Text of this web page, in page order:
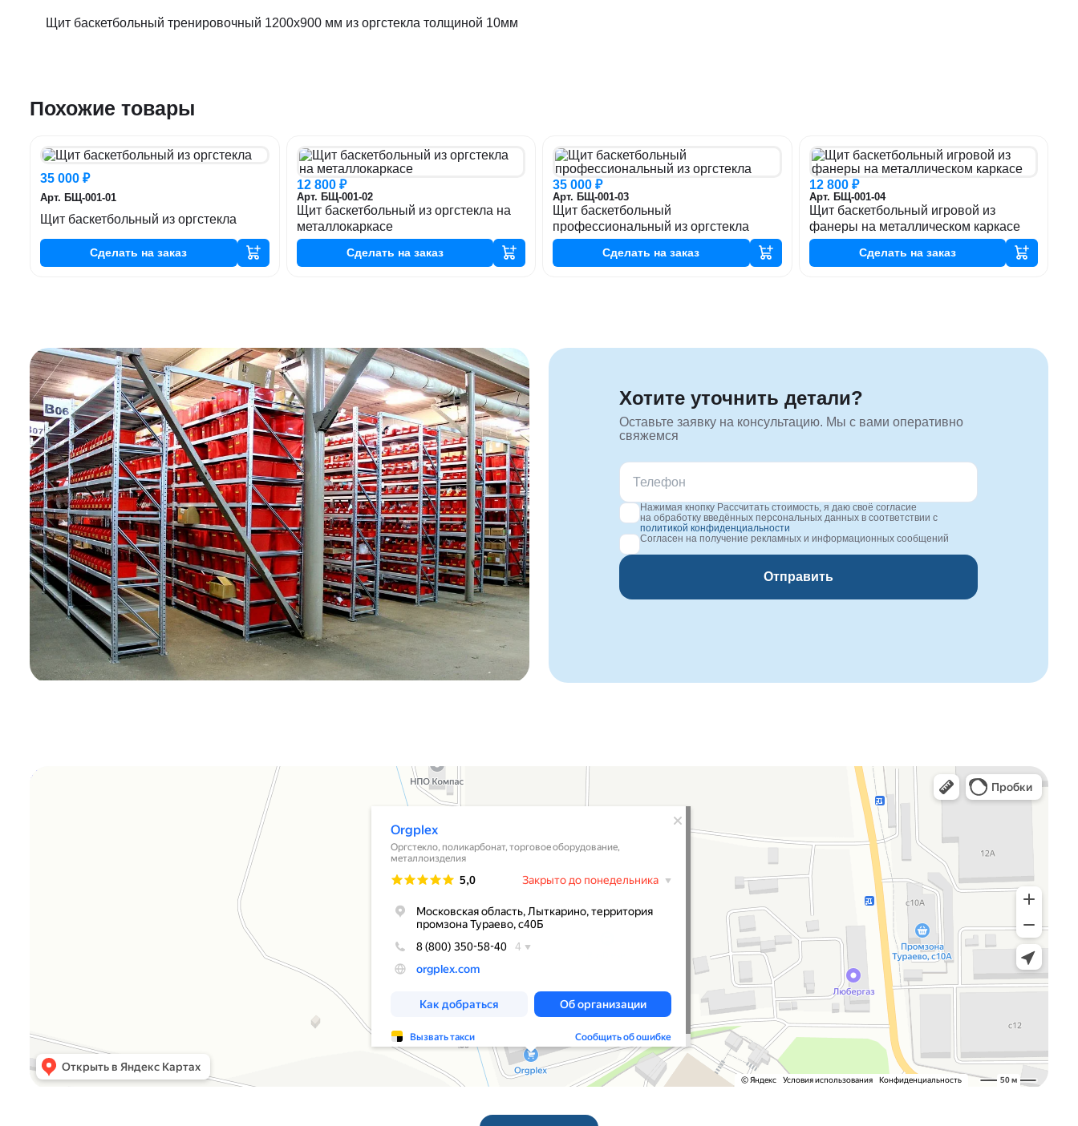
Щит баскетбольный тренировочный 1200х900 мм из оргстекла толщиной 10мм
Похожие товары
35 000 ₽
Арт. БЩ-001-01
Щит баскетбольный из оргстекла
Сделать на заказ
12 800 ₽
Арт. БЩ-001-02
Щит баскетбольный из оргстекла на
металлокаркасе
Сделать на заказ
35 000 ₽
Арт. БЩ-001-03
Щит баскетбольный
профессиональный из оргстекла
Сделать на заказ
12 800 ₽
Арт. БЩ-001-04
Щит баскетбольный игровой из
фанеры на металлическом каркасе
Сделать на заказ
Хотите уточнить детали?
Оставьте заявку на консультацию. Мы с вами оперативно
свяжемся
Нажимая кнопку Рассчитать стоимость, я даю своё согласие
на обработку введённых персональных данных в соответствии с
политикой конфиденциальности
Согласен на получение рекламных и информационных сообщений
Отправить
Orgplex